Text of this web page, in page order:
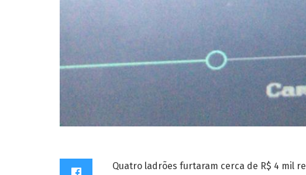
Quatro ladrões furtaram cerca de R$ 4 mil